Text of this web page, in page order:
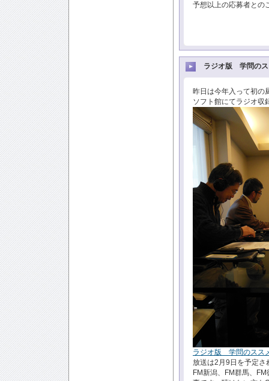
予想以上の応募者との
ラジオ版 学問のス
昨日は今年入って初の
ソフト館にてラジオ収
ラジオ版 学問のスス
放送は2月9日を予定さ
FM新潟、FM群馬、